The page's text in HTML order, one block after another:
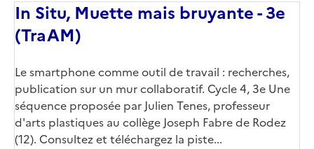
In Situ, Muette mais bruyante - 3e
(TraAM)
Corps
Le smartphone comme outil de travail : recherches,
publication sur un mur collaboratif. Cycle 4, 3e Une
séquence proposée par Julien Tenes, professeur
d'arts plastiques au collège Joseph Fabre de Rodez
(12). Consultez et téléchargez la piste...